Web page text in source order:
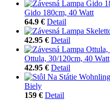
Gido 180cm, 40 Watt
64.9 € Detail
42.95 € Detail
Ottula, 30/120cm, 40 Watt
42.95 € Detail
Biely
159 € Detail